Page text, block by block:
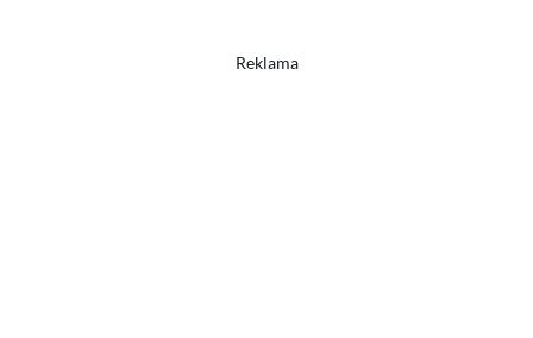
Reklama